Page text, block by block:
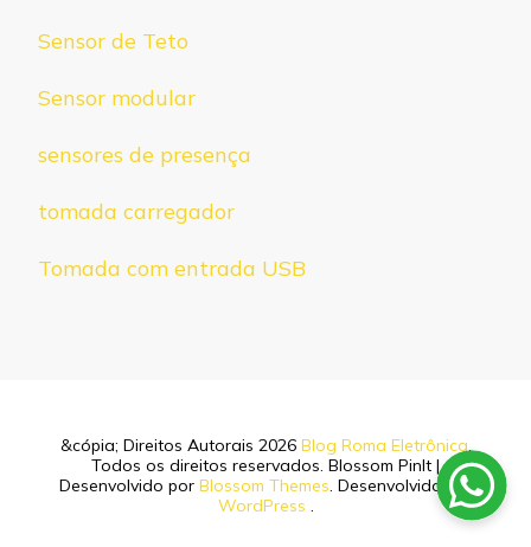
Sensor de Teto
Sensor modular
sensores de presença
tomada carregador
Tomada com entrada USB
&cópia; Direitos Autorais 2026 Blog Roma Eletrônica.
Todos os direitos reservados. Blossom PinIt |
Desenvolvido por Blossom Themes. Desenvolvido por
WordPress .